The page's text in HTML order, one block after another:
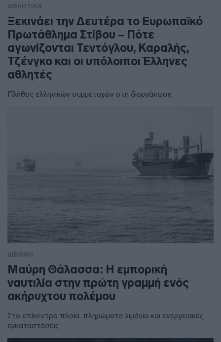
ΑΘΛΗΤΙΚΑ
Ξεκινάει την Δευτέρα το Ευρωπαϊκό
Πρωτάθλημα Στίβου – Πότε
αγωνίζονται Τεντόγλου, Καραλής,
Τζένγκο και οι υπόλοιποι Έλληνες
αθλητές
Πλήθος ελληνικών συμμετοχών στη διοργάνωση
ΔΙΕΘΝΗ
Μαύρη Θάλασσα: Η εμπορική
ναυτιλία στην πρώτη γραμμή ενός
ακήρυχτου πολέμου
Στο επίκεντρο πλοία, πληρώματα λιμάνια και ενεργειακές
εγκαταστάσεις